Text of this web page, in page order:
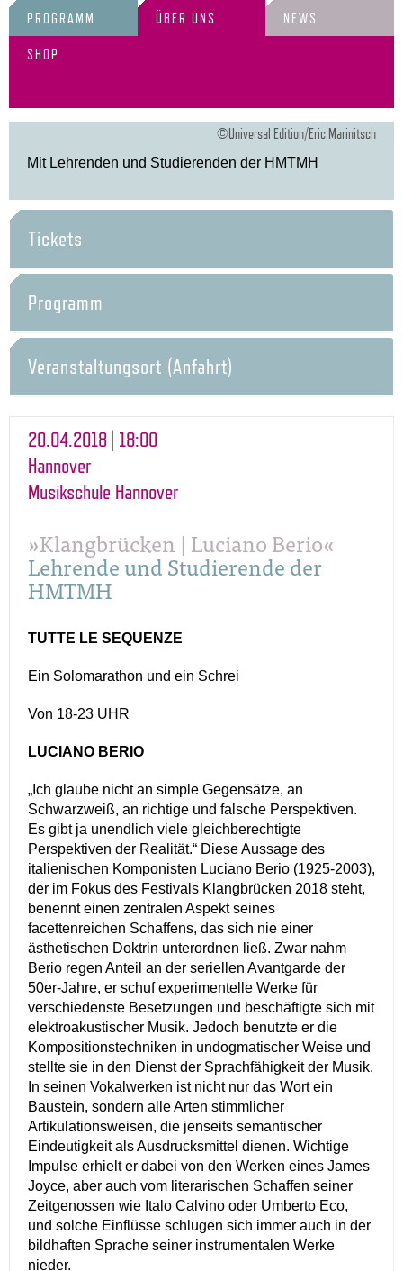
PROGRAMM ÜBER UNS NEWS
SHOP
©Universal Edition/Eric Marinitsch
Mit Lehrenden und Studierenden der HMTMH
Tickets
Programm
Veranstaltungsort (Anfahrt)
20.04.2018 | 18:00
Hannover
Musikschule Hannover
»Klangbrücken | Luciano Berio«
Lehrende und Studierende der
HMTMH
TUTTE LE SEQUENZE
Ein Solomarathon und ein Schrei
Von 18-23 UHR
LUCIANO BERIO
„Ich glaube nicht an simple Gegensätze, an
Schwarzweiß, an richtige und falsche Perspektiven.
Es gibt ja unendlich viele gleichberechtigte
Perspektiven der Realität.“ Diese Aussage des
italienischen Komponisten Luciano Berio (1925-2003),
der im Fokus des Festivals Klangbrücken 2018 steht,
benennt einen zentralen Aspekt seines
facettenreichen Schaffens, das sich nie einer
ästhetischen Doktrin unterordnen ließ. Zwar nahm
Berio regen Anteil an der seriellen Avantgarde der
50er-Jahre, er schuf experimentelle Werke für
verschiedenste Besetzungen und beschäftigte sich mit
elektroakustischer Musik. Jedoch benutzte er die
Kompositionstechniken in undogmatischer Weise und
stellte sie in den Dienst der Sprachfähigkeit der Musik.
In seinen Vokalwerken ist nicht nur das Wort ein
Baustein, sondern alle Arten stimmlicher
Artikulationsweisen, die jenseits semantischer
Eindeutigkeit als Ausdrucksmittel dienen. Wichtige
Impulse erhielt er dabei von den Werken eines James
Joyce, aber auch vom literarischen Schaffen seiner
Zeitgenossen wie Italo Calvino oder Umberto Eco,
und solche Einflüsse schlugen sich immer auch in der
bildhaften Sprache seiner instrumentalen Werke
nieder.